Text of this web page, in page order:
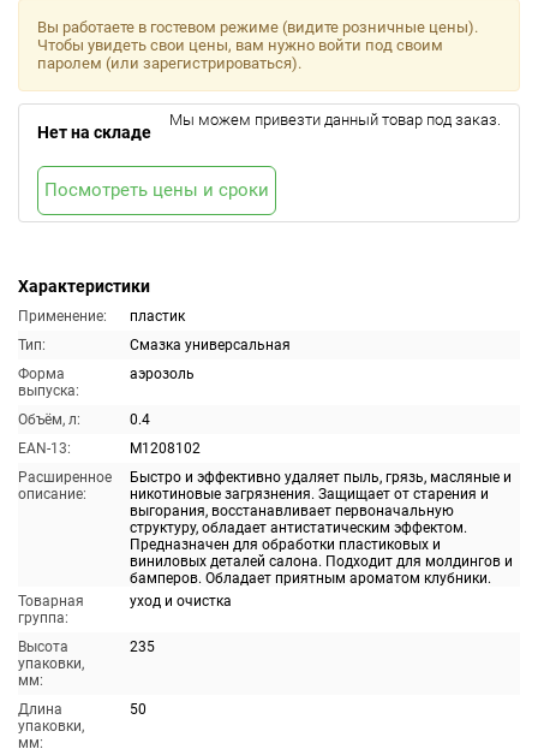
Характеристики
Применение:
пластик
Тип:
Смазка универсальная
Форма
выпуска:
аэрозоль
Объём, л:
0.4
EAN-13:
M1208102
Расширенное
описание:
Быстро и эффективно удаляет пыль, грязь, масляные и
никотиновые загрязнения. Защищает от старения и
выгорания, восстанавливает первоначальную
структуру, обладает антистатическим эффектом.
Предназначен для обработки пластиковых и
виниловых деталей салона. Подходит для молдингов и
бамперов. Обладает приятным ароматом клубники.
Товарная
группа:
уход и очистка
Высота
упаковки,
мм:
235
Длина
упаковки,
мм:
50
Вы работаете в гостевом режиме (видите розничные цены).
Чтобы увидеть свои цены, вам нужно войти под своим
паролем (или зарегистрироваться).
Нет на складе
Мы можем привезти данный товар под заказ.
Посмотреть цены и сроки